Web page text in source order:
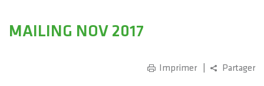
MAILING NOV 2017
Imprimer Partager